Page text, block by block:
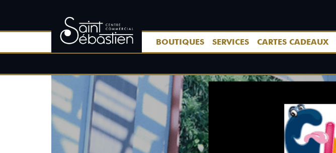
BOUTIQUES SERVICES CARTES CADEAUX